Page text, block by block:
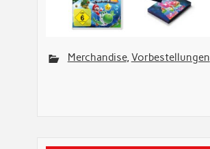
Merchandise, Vorbestellungen